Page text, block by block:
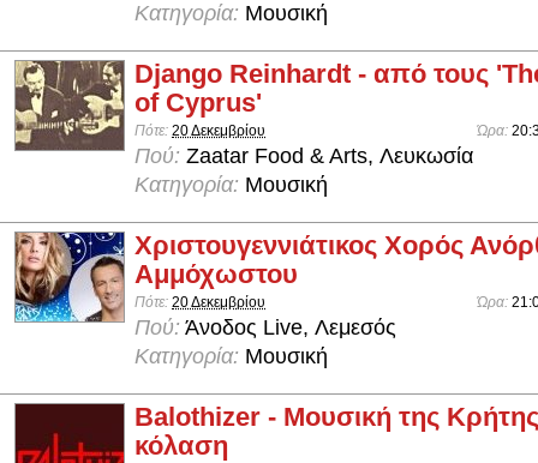
Κατηγορία: Μουσική
Django Reinhardt - από τους
of Cyprus'
Πότε: 20 Δεκεμβρίου Ώρα:
Πού: Zaatar Food & Arts, Λευκωσία
Κατηγορία: Μουσική
Χριστουγεννιάτικος Χορός
Αμμόχωστου
Πότε: 20 Δεκεμβρίου Ώρα:
Πού: Άνοδος Live, Λεμεσός
Κατηγορία: Μουσική
Balothizer - Μουσική της
κόλαση